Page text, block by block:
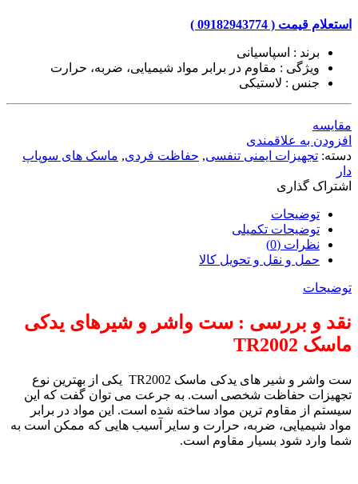
استعلام قیمت ( 09182943774 )
برند : اسپاسیانی
ویژگی : مقاوم در برابر مواد شیمیایی، ضربه، حرارت
جنس : لاستیکی
مقایسه
افزودن به علاقمندی
دسته: تجهیزات ایمنی تنفسی, حفاظت فردی, ماسک های سوپاپ
دار
اشتراک گذاری
توضیحات
توضیحات تکمیلی
نظرات (0)
حمل و نقل و تحویل کالا
توضیحات
نقد و بررسی : ست واشر و شیرهای یدکی
ماسک TR2002
ست واشر و شیر های یدکی ماسک TR2002 یکی از بهترین نوع
تجهیزات حفاظت شخصی است. به جرعت می توان گفت که این
سیستم از مقاوم ترین مواد ساخته شده است. این مواد در برابر
مواد شیمیایی، ضربه، حرارت و سایر آسیب هایی که ممکن است به
شما وارد شود بسیار مقاوم است.